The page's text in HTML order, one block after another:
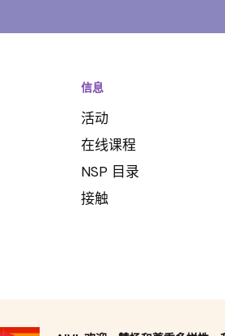
信息
活动
在线课程
NSP 目录
接触